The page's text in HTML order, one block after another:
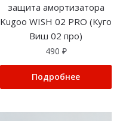
защита амортизатора
Kugoo WISH 02 PRO (Куго
Виш 02 про)
490 ₽
Подробнее